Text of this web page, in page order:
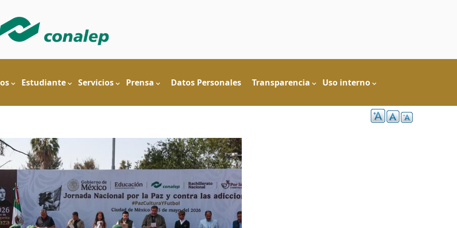
Estudiante Servicios Prensa Datos Personales Transparencia Uso interno